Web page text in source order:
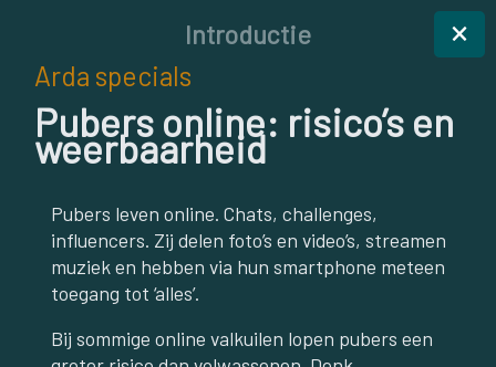
Introductie ×
Arda specials
Pubers online: risico’s en
weerbaarheid
Pubers leven online. Chats, challenges,
influencers. Zij delen foto’s en video’s, streamen
muziek en hebben via hun smartphone meteen
toegang tot ‘alles’.
Bij sommige online valkuilen lopen pubers een